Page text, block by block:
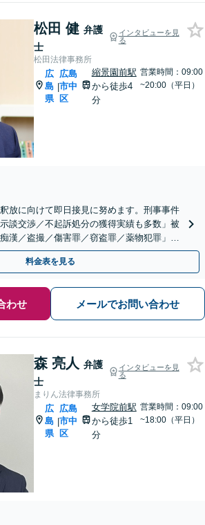
松田 健 弁護
士
インタビューを見
る
松田法律事務所
広
島
県
|
広島
市中
区
縮景園前駅
から徒歩4
分
営業時間：09:00
~20:00（平日）
放に向けて即日接見に努めます。刑事事件
談交渉／不起訴処分の獲得実績も多数」被
漢／盗撮／傷害罪／窃盗罪／薬物犯罪」
員裁判の経験あり】
料金表を見る
わせ メールでお問い合わせ
森 亮人 弁護
士
インタビューを見
る
まりん法律事務所
広
島
県
|
広島
市中
区
女学院前駅
から徒歩1
分
営業時間：09:00
~18:00（平日）